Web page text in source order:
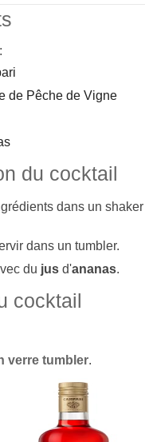
de Pêche de Vigne
du cocktail
dans un
dans un tumbler.
du jus d'ananas.
cocktail
verre tumbler.